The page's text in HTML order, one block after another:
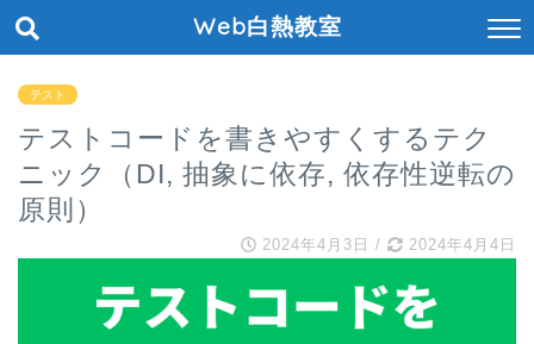
Web白熱教室
テスト
テストコードを書きやすくするテク
ニック（DI, 抽象に依存, 依存性逆転の
原則）
2024年4月3日 / 2024年4月4日